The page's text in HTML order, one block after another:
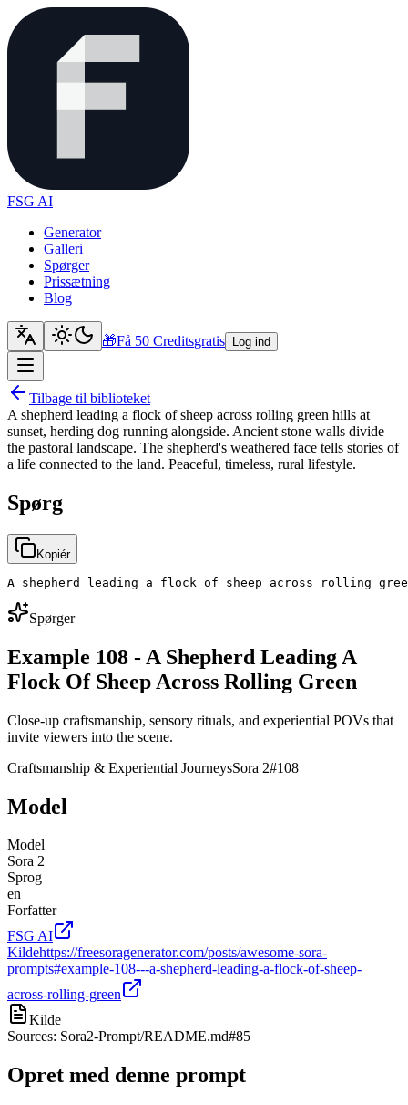
FSG AI
Generator
Galleri
Spørger
Prissætning
Blog
🎁Få 50 Creditsgratis Log ind
Tilbage til biblioteket
A shepherd leading a flock of sheep across rolling green hills at
sunset, herding dog running alongside. Ancient stone walls divide
the pastoral landscape. The shepherd's weathered face tells stories of
a life connected to the land. Peaceful, timeless, rural lifestyle.
Spørg
Kopiér
A shepherd leading a flock of sheep across rolling
Spørger
Example 108 - A Shepherd Leading A
Flock Of Sheep Across Rolling Green
Close-up craftsmanship, sensory rituals, and experiential POVs that
invite viewers into the scene.
Craftsmanship & Experiential JourneysSora 2#108
Model
Model
Sora 2
Sprog
en
Forfatter
FSG AI
Kildehttps://freesoragenerator.com/posts/awesome-sora-
prompts#example-108---a-shepherd-leading-a-flock-of-sheep-
across-rolling-green
Kilde
Sources: Sora2-Prompt/README.md#85
Opret med denne prompt